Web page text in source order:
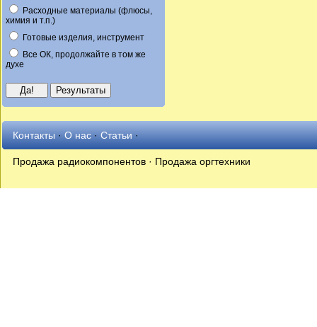
Расходные материалы (флюсы,
химия и т.п.)
Готовые изделия, инструмент
Все ОК, продолжайте в том же
духе
Контакты·О нас·Статьи·
Продажа радиокомпонентов · Продажа оргтехники